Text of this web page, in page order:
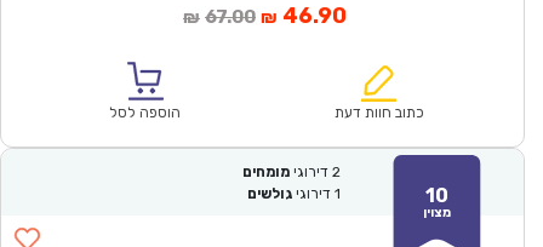
₪ 67.00המחיר
₪67.00.
₪ 46.90המחיר
הוא:
כתוב חוות דעת הוספה לסל
10
מצוין
2 דירוגי מומחים
1 דירוגי גולשים